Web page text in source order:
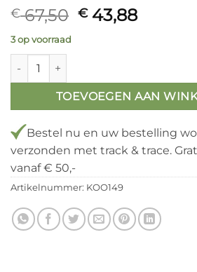
€67,50 €43,88Huidige
3 op voorraad
Sebra Forged Santokumes 18cm aantal
TOEVOEGEN AAN
Bestel nu en uw bestelling
verzonden met track & trace.
vanaf € 50,-
Artikelnummer: KOO149